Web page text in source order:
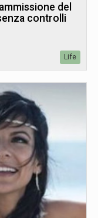
del
controlli
Life